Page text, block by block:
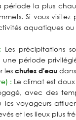
période la plus
Si vous
aquatiques
Les précipitations
une période
les chutes d'eau
: Le climat est
avec des
les voyageurs
et les lieux plus